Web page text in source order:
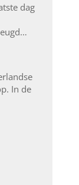
dag
In de